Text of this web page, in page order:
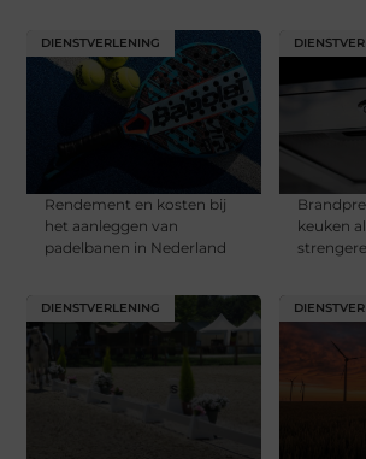
DIENSTVERLENING
Rendement en kosten bij
het aanleggen van
padelbanen in Nederland
keuken
DIENSTVERLENING